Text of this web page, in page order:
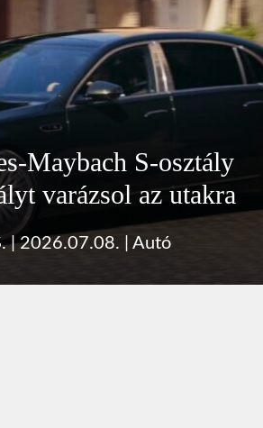
Maybach S-osztály
varázsol az utakra
|2026.07.08. Autó